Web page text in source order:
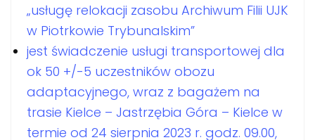
„usługę relokacji zasobu Archiwum Filii UJK
w Piotrkowie Trybunalskim”
jest świadczenie usługi transportowej dla
ok 50 +/-5 uczestników obozu
adaptacyjnego, wraz z bagażem na
trasie Kielce – Jastrzębia Góra – Kielce w
termie od 24 sierpnia 2023 r. godz. 09.00,